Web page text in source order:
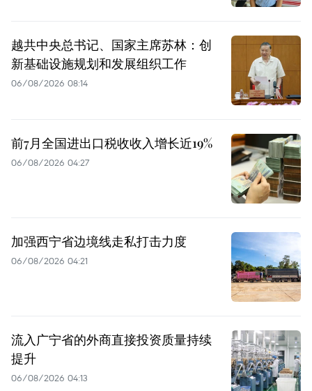
越共中央总书记、国家主席苏林：创
新基础设施规划和发展组织工作
06/08/2026 08:14
前7月全国进出口税收收入增长近19%
06/08/2026 04:27
加强西宁省边境线走私打击力度
06/08/2026 04:21
流入广宁省的外商直接投资质量持续
提升
06/08/2026 04:13